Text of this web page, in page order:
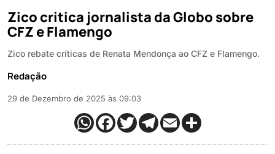
Zico critica jornalista da Globo sobre
CFZ e Flamengo
Zico rebate críticas de Renata Mendonça ao CFZ e Flamengo.
Redação
29 de Dezembro de 2025 às 09:03